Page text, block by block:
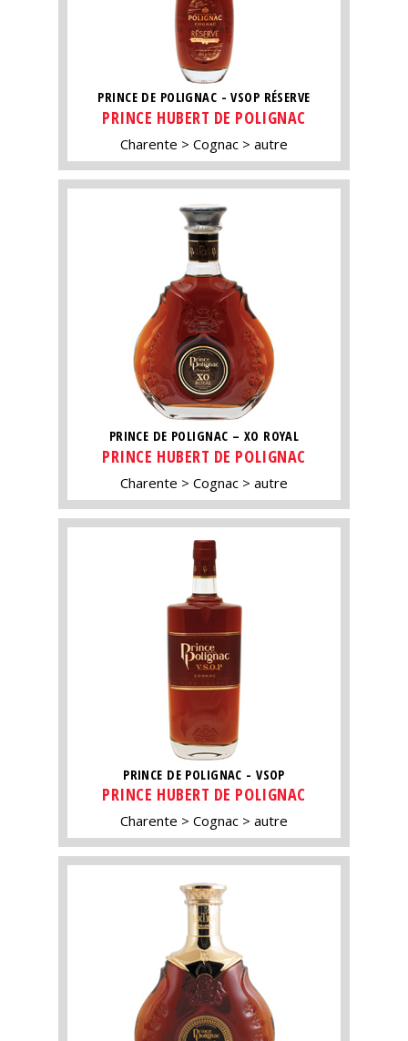
PRINCE DE POLIGNAC - VSOP RÉSERVE
PRINCE HUBERT DE POLIGNAC
Charente Cognac autre
PRINCE DE POLIGNAC – XO ROYAL
PRINCE HUBERT DE POLIGNAC
Charente Cognac autre
PRINCE DE POLIGNAC - VSOP
PRINCE HUBERT DE POLIGNAC
Charente Cognac autre